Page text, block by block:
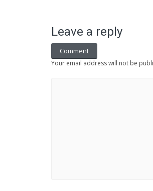
Leave a reply
Comment
Your email address will not be